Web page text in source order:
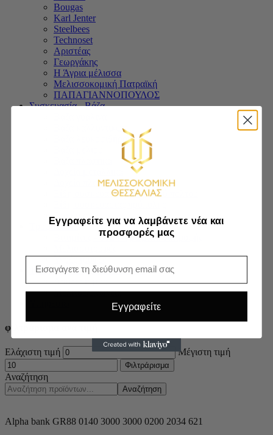
Bougas
Karl Jenter
Steelbees
Technoset
Αριστέας
Γεωργάκης
Η Άγρια μέλισσα
Μελισσοκομική Πατραϊκή
ΠΑΠΑΓΙΑΝΝΟΠΟΥΛΟΣ
Συσκευασία - Βάζα
Βάζα καλλυντικών
Βάζα λευκοσιδήρου
Δοχεία πλαστικά
Είδη συσκευασίας βασιλικού πολτού
Ετικέτες
Τροφοδοσία
Βιταμίνες - συμπληρώματα διατροφής
Υγρές τροφές
Τρύγος - Επεξεργασία μελιού
Απολεπισμός
Μελιτοεξαγωγείς
φιλτράρισμα ανά τιμή
Ελάχιστη τιμή Μέγιστη τιμή
Φιλτράρισμα
Αναζήτηση
Αναζήτηση
Alpha bank GR88 0140 3000 3000 0200 2034 621
Εγγραφείτε για να λαμβάνετε νέα και
προσφορές μας
Email
Εγγραφείτε